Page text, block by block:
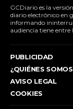
GCDiario es la
diario electrónico en
informando
audiencia tiene entre
PUBLICIDAD
¿QUIÉNES
AVISO LEGAL
COOKIES